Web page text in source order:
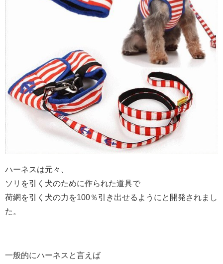
ハーネスは元々、
ソリを引く犬のために作られた道具で
荷網を引く犬の力を100％引き出せるようにと開発されまし
た。
一般的にハーネスと言えば